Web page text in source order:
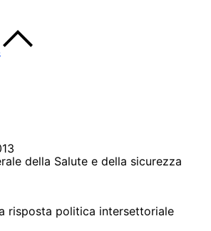
della Salute e della sicurezza
risposta politica intersettoriale